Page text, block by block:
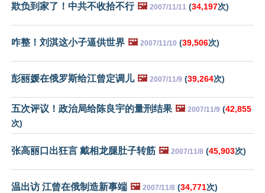
欺负到家了！中共不收拾不行 🖼️ 2007/11/11 (34,197次)
咋整！刘淇这小子逼供世界 🖼️ 2007/11/10 (39,506次)
彭丽媛在俄罗斯给江曾定调儿 🖼️ 2007/11/9 (39,264次)
五次评议！政治局给陈良宇的量刑结果 🖼️ 2007/11/9 (42,855
次)
张高丽口出狂言 戴相龙腿肚子转筋 🖼️ 2007/11/8 (45,903次)
温出访 江曾在俄制造新事端 🖼️ 2007/11/8 (34,771次)